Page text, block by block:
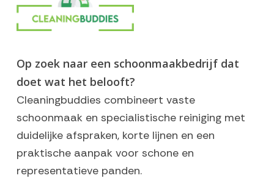
Op zoek naar een schoonmaakbedrijf dat
doet wat het belooft?
Cleaningbuddies combineert vaste
schoonmaak en specialistische reiniging met
duidelijke afspraken, korte lijnen en een
praktische aanpak voor schone en
representatieve panden.